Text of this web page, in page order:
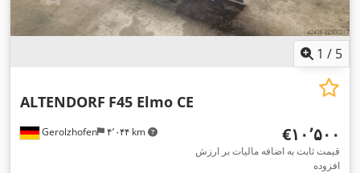
1 / 5
Gerolzhofen ۴٬۰۴۴ km
ALTENDORF F45 Elmo CE
‎€۱۰٬۵۰۰
قیمت ثابت به اضافه مالیات بر ارزش
افزوده